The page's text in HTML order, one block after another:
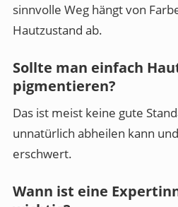
sinnvolle Weg hängt von
Hautzustand ab.
Sollte man einfach
pigmentieren?
Das ist meist keine gute
unnatürlich abheilen kann
erschwert.
Wann ist eine